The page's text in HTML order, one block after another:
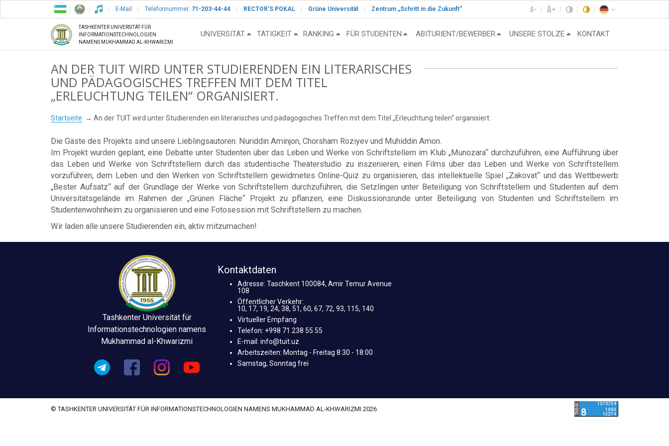
E-Mail Telefonnummer: 71-203-44-44 RECTOR’S POKAL Grüne Universität Zentrum „Schritt in die Zukunft“
TASHKENTER UNIVERSITÄT FÜR
INFORMATIONSTECHNOLOGIEN
NAMENS MUKHAMMAD AL-KHWARIZMI
UNIVERSITÄT TÄTIGKEIT RANKING FÜR STUDENTEN ABITURIENT/BEWERBER UNSERE STOLZE KONTAKT
AN DER TUIT WIRD UNTER STUDIERENDEN EIN LITERARISCHES
UND PÄDAGOGISCHES TREFFEN MIT DEM TITEL
„ERLEUCHTUNG TEILEN“ ORGANISIERT.
Startseite An der TUIT wird unter Studierenden ein literarisches und pädagogisches Treffen mit dem Titel „Erleuchtung teilen“ organisiert.
Die Gäste des Projekts sind unsere Lieblingsautoren: Nuriddin Aminjon, Chorsham Roziyev und Muhiddin Amon.
Im Projekt wurden geplant, eine Debatte unter Studenten über das Leben und Werke von Schriftstellern im Klub „Munozara“ durchzuführen, eine Aufführung über
das Leben und Werke von Schriftstellern durch das studentische Theaterstudio zu inszenieren, einen Films über das Leben und Werke von Schriftstellern
vorzuführen, dem Leben und den Werken von Schriftstellern gewidmetes Online-Quiz zu organisieren, das intellektuelle Spiel „Zakovat“ und das Wettbewerb
„Bester Aufsatz“ auf der Grundlage der Werke von Schriftstellern durchzuführen, die Setzlingen unter Beteiligung von Schriftstellern und Studenten auf dem
Universitätsgelände im Rahmen der „Grünen Fläche“ Projekt zu pflanzen, eine Diskussionsrunde unter Beteiligung von Studenten und Schriftstellern im
Studentenwohnheim zu organisieren und eine Fotosession mit Schriftstellern zu machen.
Wir laden alle unsere Studierenden ein, aktiv mitzumachen!
Tashkenter Universität für
Informationstechnologien namens
Mukhammad al-Khwarizmi
Kontaktdaten
Adresse: Taschkent 100084, Amir Temur Avenue
108
Öffentlicher Verkehr:
10, 17, 19, 24, 38, 51, 60, 67, 72, 93, 115, 140
Virtueller Empfang
Telefon: +998 71 238 55 55
E-mail: info@tuit.uz
Arbeitszeiten: Montag - Freitag 8:30 - 18:00
Samstag, Sonntag frei
© TASHKENTER UNIVERSITÄT FÜR INFORMATIONSTECHNOLOGIEN NAMENS MUKHAMMAD AL-KHWARIZMI 2026